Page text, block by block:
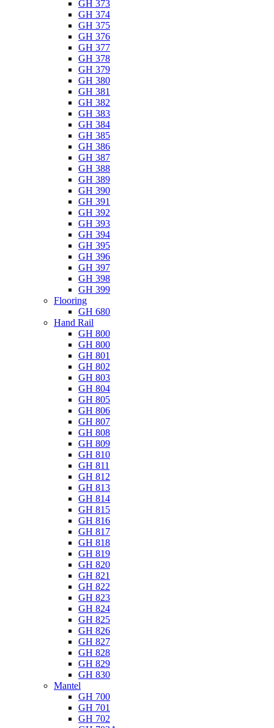
GH 373
GH 374
GH 375
GH 376
GH 377
GH 378
GH 379
GH 380
GH 381
GH 382
GH 383
GH 384
GH 385
GH 386
GH 387
GH 388
GH 389
GH 390
GH 391
GH 392
GH 393
GH 394
GH 395
GH 396
GH 397
GH 398
GH 399
Flooring
GH 680
Hand Rail
GH 800
GH 800
GH 801
GH 802
GH 803
GH 804
GH 805
GH 806
GH 807
GH 808
GH 809
GH 810
GH 811
GH 812
GH 813
GH 814
GH 815
GH 816
GH 817
GH 818
GH 819
GH 820
GH 821
GH 822
GH 823
GH 824
GH 825
GH 826
GH 827
GH 828
GH 829
GH 830
Mantel
GH 700
GH 701
GH 702